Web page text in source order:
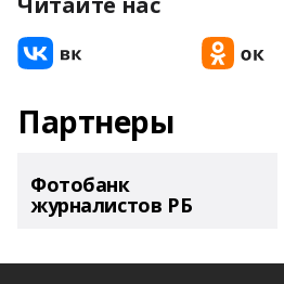
Партнеры
Фотобанк
журналистов РБ